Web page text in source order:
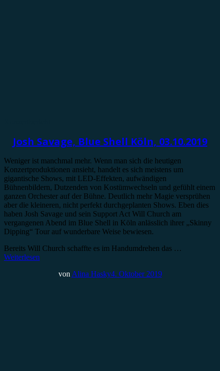
Josh Savage, Blue Shell Köln, 03.10.2019
Weniger ist manchmal mehr. Wenn man sich die heutigen
Konzertproduktionen ansieht, handelt es sich meistens um
gigantische Shows, mit LED-Effekten, aufwändigen
Bühnenbildern, Dutzenden von Kostümwechseln und gefühlt einem
ganzen Orchester auf der Bühne. Deutlich mehr Magie versprühen
aber die kleineren, nicht perfekt durchgeplanten Shows. Eben dies
haben Josh Savage und sein Support Act Will Church am
vergangenen Abend im Blue Shell in Köln anlässlich ihrer „Skinny
Dipping“ Tour auf wunderbare Weise bewiesen.
Bereits Will Church schaffte es im Handumdrehen das …
Weiterlesen
von Alina Hasky4. Oktober 2019